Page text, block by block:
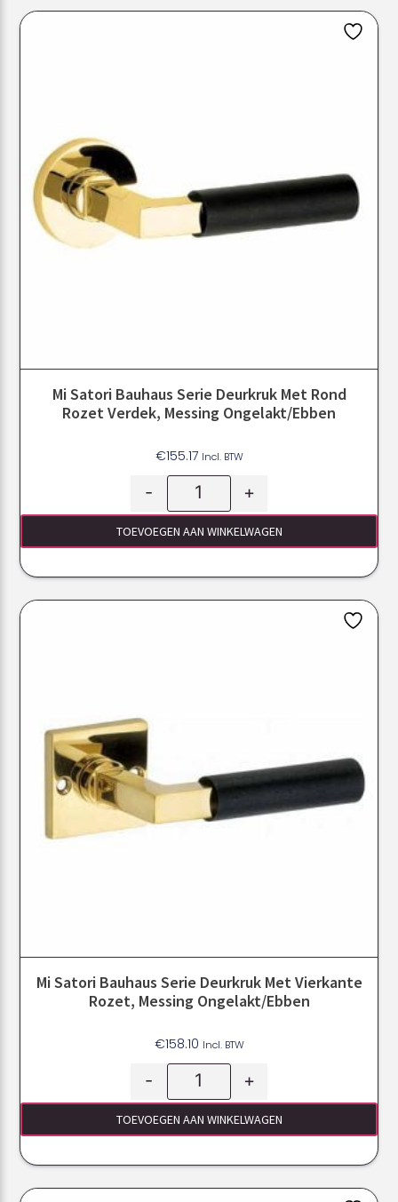
Mi Satori Bauhaus Serie Deurkruk Met Rond
Rozet Verdek, Messing Ongelakt/ebben
€155.17 Incl. BTW
- +
TOEVOEGEN AAN WINKELWAGEN
Mi Satori Bauhaus Serie Deurkruk Met Vierkante
Rozet, Messing Ongelakt/ebben
€158.10 Incl. BTW
- +
TOEVOEGEN AAN WINKELWAGEN